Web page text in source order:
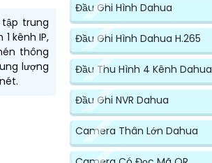
tập trung
kênh IP,
thông
lượng
Đầu Ghi Hình Dahua
Đầu Ghi Hình Dahua H.265
Đầu Thu Hình 4 Kênh Dahua
Đầu Ghi NVR Dahua
Camera Thân Lớn Dahua